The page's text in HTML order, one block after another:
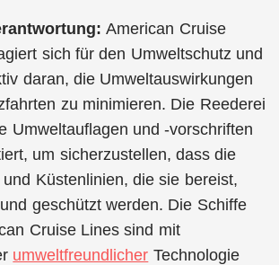
American Cruise
sich für den Umweltschutz und
daran, die Umweltauswirkungen
zu minimieren. Die Reederei
Umweltauflagen und -vorschriften
um sicherzustellen, dass die
Küstenlinien, die sie bereist,
geschützt werden. Die Schiffe
Cruise Lines sind mit
umweltfreundlicher Technologie